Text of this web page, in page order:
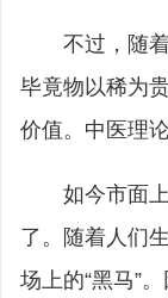
不过，随着
毕竟物以稀为
价值。中医理
如今市面上
了。随着人们
场上的“黑马”